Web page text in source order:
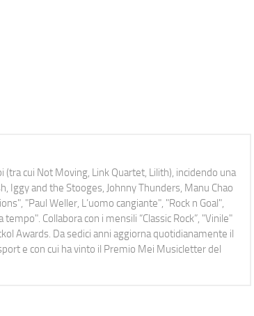
cui Not Moving, Link Quartet, Lilith), incidendo una
Iggy and the Stooges, Johnny Thunders, Manu Chao
"Paul Weller, L’uomo cangiante", "Rock n Goal",
Collabora con i mensili “Classic Rock”, "Vinile"
Awards. Da sedici anni aggiorna quotidianamente il
e con cui ha vinto il Premio Mei Musicletter del